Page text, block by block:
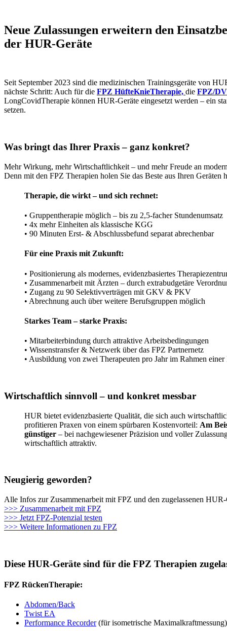
Neue Zulassungen erweitern den
der HUR-Geräte
Seit September 2023 sind die medizinischen Trainingsgeräte von
nächste Schritt: Auch für die FPZ HüfteKnieTherapie, die FPZ/
LongCovidTherapie können HUR-Geräte eingesetzt werden – ein
setzen.
Was bringt das Ihrer Praxis – ganz konkret?
Mehr Wirkung, mehr Wirtschaftlichkeit – und mehr Freude an
Denn mit den FPZ Therapien holen Sie das Beste aus Ihren Geräten
Therapie, die wirkt – und sich rechnet:
• Gruppentherapie möglich – bis zu 2,5-facher Stundenumsatz
• 4x mehr Einheiten als klassische KGG
• 90 Minuten Erst- & Abschlussbefund separat abrechenbar
Für eine Praxis mit Zukunft:
• Positionierung als modernes, evidenzbasiertes
• Zusammenarbeit mit Ärzten – durch extrabudgetäre
• Zugang zu 90 Selektivverträgen mit GKV & PKV
• Abrechnung auch über weitere Berufsgruppen möglich
Starkes Team – starke Praxis:
• Mitarbeiterbindung durch attraktive Arbeitsbedingungen
• Wissenstransfer & Netzwerk über das FPZ Partnernetz
• Ausbildung von zwei Therapeuten pro Jahr im Rahmen
Wirtschaftlich sinnvoll – und konkret messbar
HUR bietet evidenzbasierte Qualität, die sich auch
profitieren Praxen von einem spürbaren Kostenvorteil: Am
günstiger – bei nachgewiesener Präzision und voller
wirtschaftlich attraktiv.
Neugierig geworden?
Alle Infos zur Zusammenarbeit mit FPZ und den zugelassenen
>>> Zusammenarbeit mit FPZ
>>> Jetzt FPZ-Potenzial testen
>>> Weitere Informationen zu FPZ
Diese HUR-Geräte sind für die FPZ Therapien
FPZ RückenTherapie:
Abdomen/Back
Twist EA
Performance Recorder(für isometrische Maximalkraftmessung)